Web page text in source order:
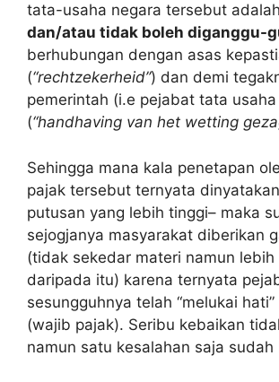
tata-usaha negara tersebut adalah
dan/atau tidak boleh diganggu-
berhubungan dengan asas
(“rechtzekerheid”) dan demi
pemerintah (i.e pejabat tata
(“handhaving van het wetting
Sehingga mana kala penetapan
pajak tersebut ternyata
putusan yang lebih tinggi– maka
sejogjanya masyarakat diberikan
(tidak sekedar materi namun lebih
daripada itu) karena ternyata
sesungguhnya telah “melukai
(wajib pajak). Seribu kebaikan
namun satu kesalahan saja